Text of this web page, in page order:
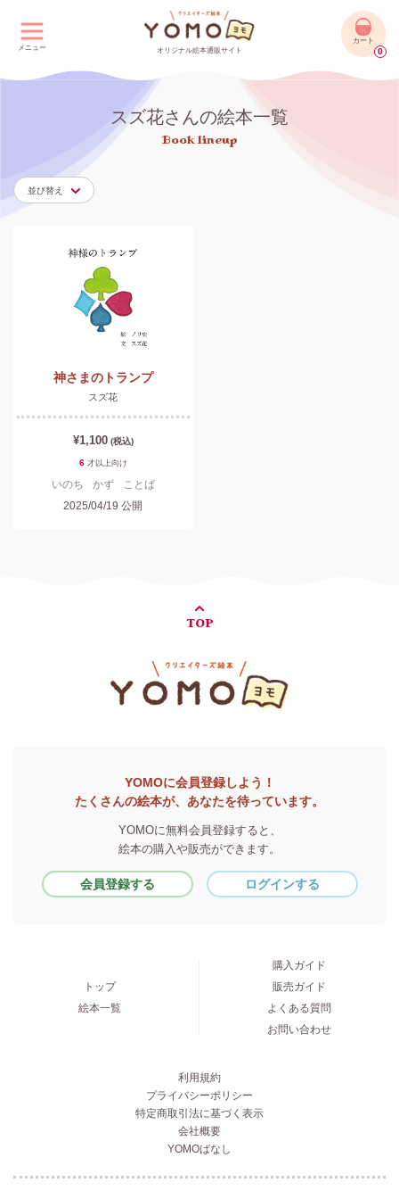
メニュー オリジナル絵本通販サイト
カート
0
スズ花さんの絵本一覧
Book lineup
並び替え
神さまのトランプ
スズ花
¥1,100 (税込)
6 才以上向け
いのち かず
ことば
2025/04/19 公開
TOP
YOMOに会員登録しよう！
たくさんの絵本が、あなたを待っています。
YOMOに無料会員登録すると、
絵本の購入や販売ができます。
会員登録する ログインする
トップ
絵本一覧
購入ガイド
販売ガイド
よくある質問
お問い合わせ
利用規約
プライバシーポリシー
特定商取引法に基づく表示
会社概要
YOMOばなし